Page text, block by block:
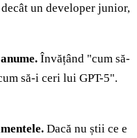
un developer junior,
Învățând "cum să-
să-i ceri lui GPT-5".
Dacă nu știi ce e